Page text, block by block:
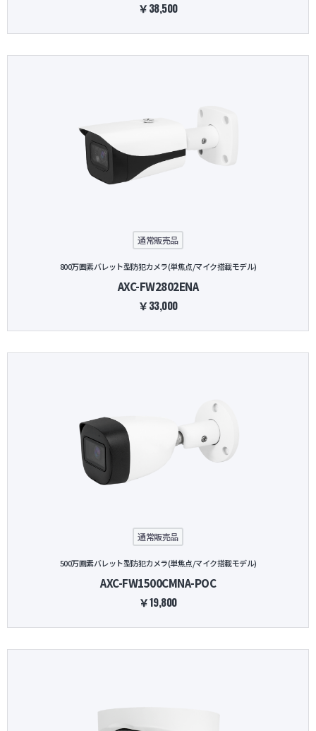
￥38,500
通常販売品
800万画素バレット型防犯カメラ(単焦点/マイク搭載モデル)
AXC-FW2802ENA
￥33,000
通常販売品
500万画素バレット型防犯カメラ(単焦点/マイク搭載モデル)
AXC-FW1500CMNA-POC
￥19,800